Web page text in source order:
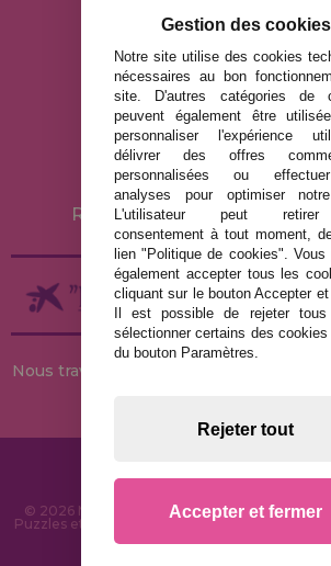
MENTIONS
POLITIQUE DE
POLITIQUE DE
LIVRAISON ET
RETOURS / DROIT DE
Nous travaillons avec des stocks
© 2026 MaisonDesPuzzles.fr - Boutique en
Puzzles et des Casse-têtes sur Internet.
Gestion des cookies
Notre site utilise des cookies
nécessaires au bon
site. D'autres catégories de
peuvent également être
personnaliser l'expérience
délivrer des offres
personnalisées ou
analyses pour optimiser
L'utilisateur peut
consentement à tout moment,
lien "Politique de cookies". Vous
également accepter tous les
cliquant sur le bouton Accepter et
Il est possible de rejeter
sélectionner certains des cookies
du bouton Paramètres.
Rejeter tout
Accepter et fermer